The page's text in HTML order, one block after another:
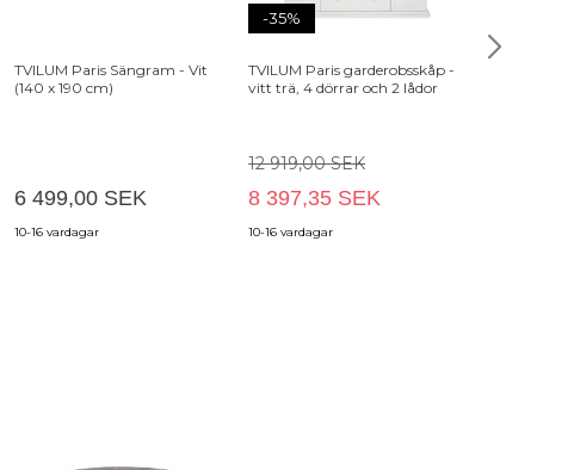
TVILUM Paris Sängram - Vit
(140 x 190 cm)
6 499,00 SEK
10-16 vardagar
-35%
TVILUM Paris garderobsskåp -
vitt trä, 4 dörrar och 2 lådor
12 919,00 SEK
8 397,35 SEK
10-16 vardagar